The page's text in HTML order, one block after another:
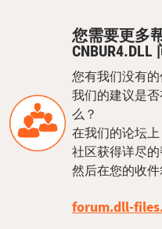
您需要更多
CNBUR4.DLL
您有我们没有的
我们的建议是
么？
在我们的论坛
社区获得详尽
然后在您的收件
forum.dll-